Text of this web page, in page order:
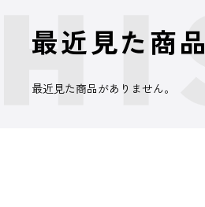
最近見た商品
最近見た商品がありません。